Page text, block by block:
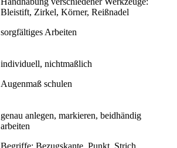
Bleistift, Zirkel, Körner, Reißnadel
sorgfältiges Arbeiten
individuell, nichtmaßlich
Augenmaß schulen
genau anlegen, markieren, beidhändig
arbeiten
Begriffe: Bezugskante, Punkt, Strich,